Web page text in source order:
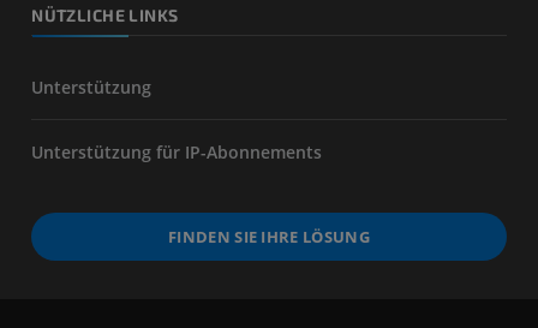
NÜTZLICHE LINKS
Unterstützung
Unterstützung für IP-Abonnements
FINDEN SIE IHRE LÖSUNG